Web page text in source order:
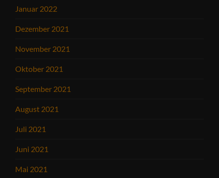
Januar 2022
Dezember 2021
November 2021
Oktober 2021
September 2021
August 2021
Juli 2021
Juni 2021
Mai 2021